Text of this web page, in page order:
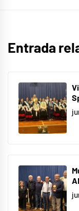
Entrada